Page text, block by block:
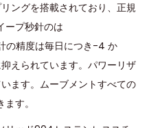
ングを搭載されており、正規
ープ秒針のは
の精度は毎日につき-4 か
えられています。パワーリザ
ます。ムーブメントすべての
す。